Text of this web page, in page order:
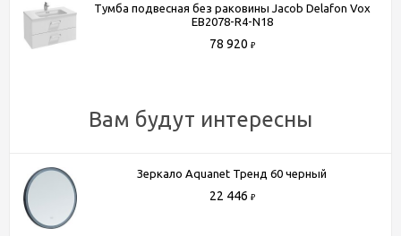
- Доставка по Москве в пределах МКАД (стоимость
доставки рассчитывается менеджером после оформления
Более подробную информацию вы можете получить по
Тумба подвесная без раковины Jacob Delafon Vox
EB2078-R4-N18
78 920 ₽
Вам будут интересны
Зеркало Aquanet Тренд 60 черный
22 446 ₽